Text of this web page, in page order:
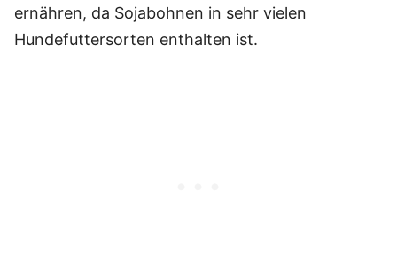
ernähren, da Sojabohnen in sehr vielen
Hundefuttersorten enthalten ist.